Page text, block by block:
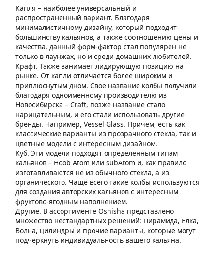
Капля – наиболее универсальный и
распространенный вариант. Благодаря
минималистичному дизайну, который подходит
большинству кальянов, а также соотношению цены и
качества, данный форм-фактор стал популярен не
только в лаунжах, но и среди домашних любителей.
Крафт. Также занимает лидирующую позицию на
рынке. От капли отличается более широким и
приплюснутым дном. Свое название колбы получили
благодаря одноименному производителю из
Новосибирска – Craft, позже название стало
нарицательным, и его стали использовать другие
бренды. Например, Vessel Glass. Причем, есть как
классические варианты из прозрачного стекла, так и
цветные модели с интересным дизайном.
Куб. Эти модели подходят определенным типам
кальянов – Hoob Atom или subAtom и, как правило
изготавливаются не из обычного стекла, а из
органического. Чаще всего такие колбы используются
для создания авторских кальянов с интересным
фруктово-ягодным наполнением.
Другие. В ассортименте Oshisha представлено
множество нестандартных решений: Пирамида, Елка,
Волна, цилиндры и прочие варианты, которые могут
подчеркнуть индивидуальность вашего кальяна.